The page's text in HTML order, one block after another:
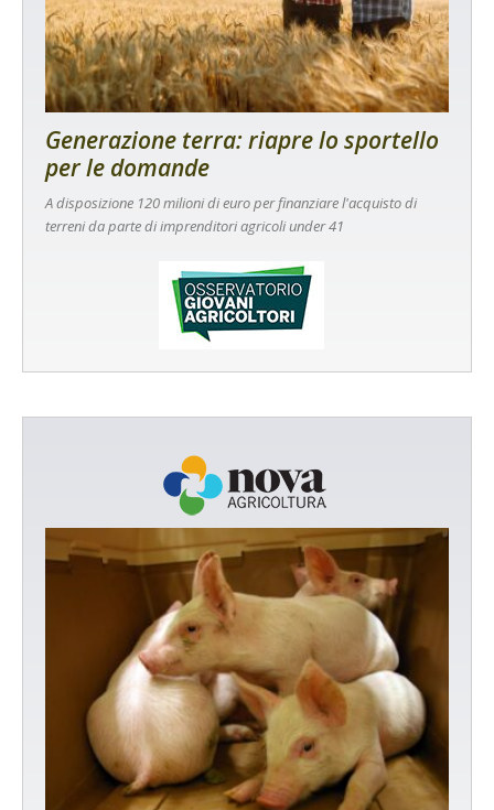
Generazione terra: riapre lo sportello
per le domande
A disposizione 120 milioni di euro per finanziare l'acquisto di
terreni da parte di imprenditori agricoli under 41